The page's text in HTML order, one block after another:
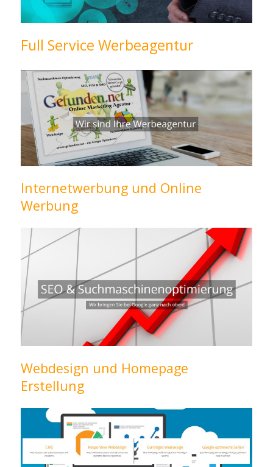
Full Service Werbeagentur
Internetwerbung und Online
Werbung
Webdesign und Homepage
Erstellung